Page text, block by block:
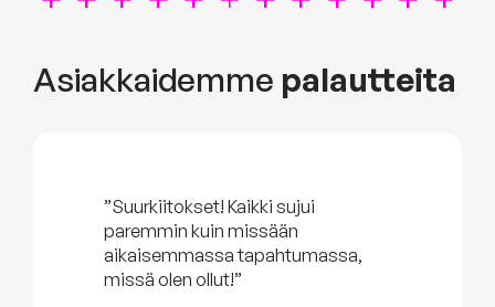
Asiakkaidemme palautteita
”Suurkiitokset! Kaikki sujui
paremmin kuin missään
aikaisemmassa tapahtumassa,
missä olen ollut!”